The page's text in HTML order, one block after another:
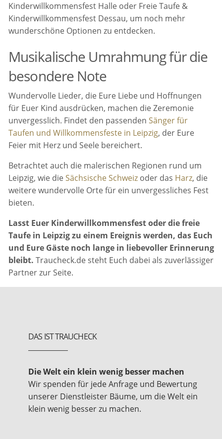
Kinderwillkommensfest Halle oder Freie Taufe &
Kinderwillkommensfest Dessau, um noch mehr
wunderschöne Optionen zu entdecken.
Musikalische Umrahmung für die
besondere Note
Wundervolle Lieder, die Eure Liebe und Hoffnungen
für Euer Kind ausdrücken, machen die Zeremonie
unvergesslich. Findet den passendenSänger für
Taufen und Willkommensfeste in Leipzig, der Eure
Feier mit Herz und Seele bereichert.
Betrachtet auch die malerischen Regionen rund um
Leipzig, wie dieSächsische Schweiz oder das Harz, die
weitere wundervolle Orte für ein unvergessliches Fest
bieten.
Lasst Euer Kinderwillkommensfest oder die freie
Taufe in Leipzig zu einem Ereignis werden, das Euch
und Eure Gäste noch lange in liebevoller Erinnerung
bleibt. Traucheck.de steht Euch dabei als zuverlässiger
Partner zur Seite.
DAS IST TRAUCHECK
Die Welt ein klein wenig besser machen
Wir spenden für jede Anfrage und Bewertung
unserer Dienstleister Bäume, um die Welt ein
klein wenig besser zu machen.